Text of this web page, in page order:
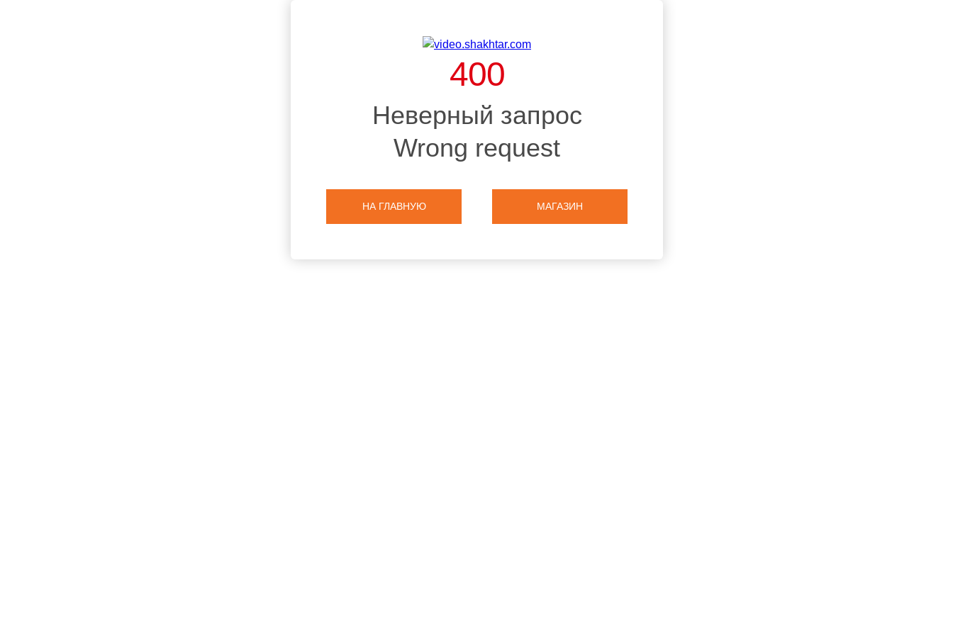
400
Неверный запрос
Wrong request
НА ГЛАВНУЮ МАГАЗИН